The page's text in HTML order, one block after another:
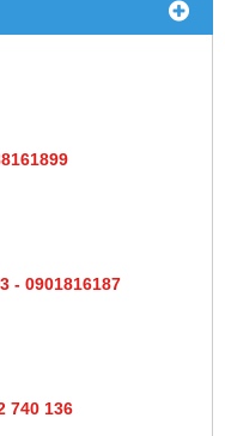
- 0901816187
740 136